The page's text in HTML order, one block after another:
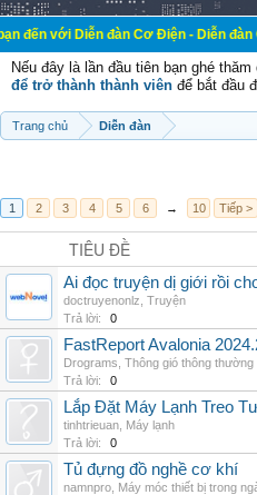
đàn Cơ Điện - Diễn đàn Cơ điện
Nếu đây là lần đầu tiên bạn ghé
để trở thành thành viên để bắt đầu
Trang chủ Diễn đàn
1 2 3 4 5 6 → 10 Tiếp >
TIÊU ĐỀ
Ai đọc truyện dị giới rồi
doctruyenonlz Truyện
Trả lời:
0
FastReport Avalonia
Drograms Thông gió thông thường
Trả lời:
0
Lắp Đặt Máy Lạnh Treo
tinhtrieuan Máy lạnh
Trả lời:
0
Tủ đựng đồ nghề cơ khí
namnpro Máy móc thiết bị trong